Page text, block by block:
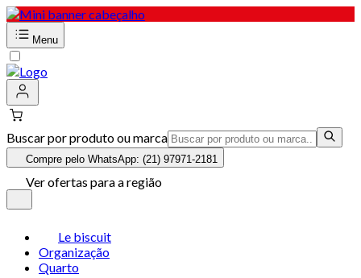
Menu
Buscar por produto ou marca
Compre pelo WhatsApp: (21) 97971-2181
Ver ofertas para a região
Le biscuit
Organização
Quarto